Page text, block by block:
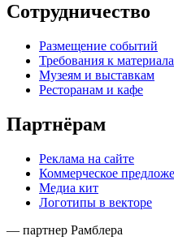
Сотрудничество
Размещение событий
Требования к
Музеям и выставкам
Ресторанам и кафе
Партнёрам
Реклама на сайте
Коммерческое
Медиа кит
Логотипы в векторе
— партнер Рамблера